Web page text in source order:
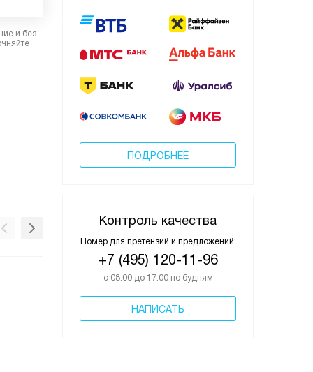
ПОДРОБНЕЕ
Контроль качества
Номер для претензий и предложений:
+7 (495) 120-11-96
с 08:00 до 17:00 по будням
НАПИСАТЬ
и без